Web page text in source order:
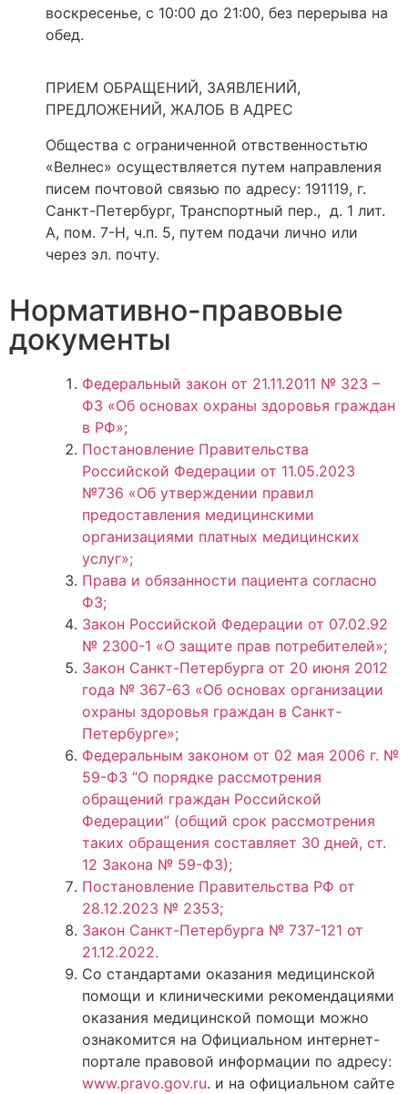
воскресенье, с 10:00 до 21:00, без перерыва на
обед.
ПРИЕМ ОБРАЩЕНИЙ, ЗАЯВЛЕНИЙ,
ПРЕДЛОЖЕНИЙ, ЖАЛОБ В АДРЕС
Общества с ограниченной отвственностьтю
«Велнес» осуществляется путем направления
писем почтовой связью по адресу: 191119, г.
Санкт-Петербург, Транспортный пер., д. 1 лит.
А, пом. 7-Н, ч.п. 5, путем подачи лично или
через эл. почту.
Нормативно-правовые
документы
Федеральный закон от 21.11.2011 № 323 –
ФЗ «Об основах охраны здоровья граждан
в РФ»;
Постановление Правительства
Российской Федерации от 11.05.2023
№736 «Об утверждении правил
предоставления медицинскими
организациями платных медицинских
услуг»;
Права и обязанности пациента согласно
ФЗ;
Закон Российской Федерации от 07.02.92
№ 2300-1 «О защите прав потребителей»;
Закон Санкт-Петербурга от 20 июня 2012
года № 367-63 «Об основах организации
охраны здоровья граждан в Санкт-
Петербурге»;
Федеральным законом от 02 мая 2006 г. №
59-ФЗ “О порядке рассмотрения
обращений граждан Российской
Федерации” (общий срок рассмотрения
таких обращения составляет 30 дней, ст.
12 Закона № 59-ФЗ);
Постановление Правительства РФ от
28.12.2023 № 2353;
Закон Санкт-Петербурга № 737-121 от
21.12.2022.
Со стандартами оказания медицинской
помощи и клиническими рекомендациями
оказания медицинской помощи можно
ознакомится на Официальном интернет-
портале правовой информации по адресу:
www.pravo.gov.ru. и на официальном сайте